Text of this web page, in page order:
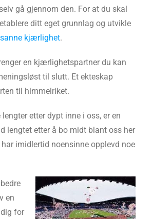
gå gjennom den. For at du skal
ditt eget grunnlag og utvikle
sanne kjærlighet.
en kjærlighetspartner du kan
til slutt. Et ekteskap
til himmelriket.
etter dypt inne i oss, er en
lengtet etter å bo midt blant oss her
imidlertid noensinne opplevd noe
en
for